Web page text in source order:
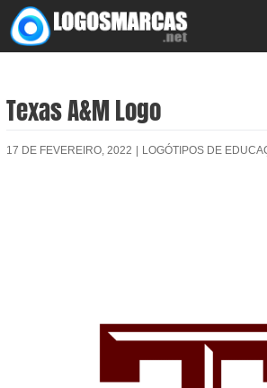
Skip
to
Texas A&M Logo
17 DE FEVEREIRO, 2022 LOGÓTIPOS DE